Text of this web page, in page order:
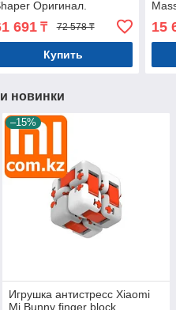
Оригинал.
691₸ 72 578 ₸
Купить
15
новинки
–15%
Игрушка антистресс Xiaomi
Mi Bunny finger block.